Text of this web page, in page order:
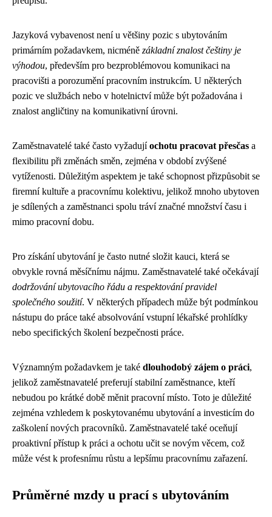
Jazyková vybavenost není u většiny pozic s ubytováním
primárním požadavkem, nicméně základní znalost češtiny je
výhodou, především pro bezproblémovou komunikaci na
pracovišti a porozumění pracovním instrukcím. U některých
pozic ve službách nebo v hotelnictví může být požadována i
znalost angličtiny na komunikativní úrovni.
Zaměstnavatelé také často vyžadujíochotu pracovat přesčas a
flexibilitu při změnách směn, zejména v období zvýšené
vytíženosti. Důležitým aspektem je také schopnost přizpůsobit se
firemní kultuře a pracovnímu kolektivu, jelikož mnoho ubytoven
je sdílených a zaměstnanci spolu tráví značné množství času i
mimo pracovní dobu.
Pro získání ubytování je často nutné složit kauci, která se
obvykle rovná měsíčnímu nájmu. Zaměstnavatelé také očekávají
dodržování ubytovacího řádu a respektování pravidel
společného soužití. V některých případech může být podmínkou
nástupu do práce také absolvování vstupní lékařské prohlídky
nebo specifických školení bezpečnosti práce.
Významným požadavkem je také dlouhodobý zájem o práci,
jelikož zaměstnavatelé preferují stabilní zaměstnance, kteří
nebudou po krátké době měnit pracovní místo. Toto je důležité
zejména vzhledem k poskytovanému ubytování a investicím do
zaškolení nových pracovníků. Zaměstnavatelé také oceňují
proaktivní přístup k práci a ochotu učit se novým věcem, což
může vést k profesnímu růstu a lepšímu pracovnímu zařazení.
Průměrné mzdy u prací s ubytováním